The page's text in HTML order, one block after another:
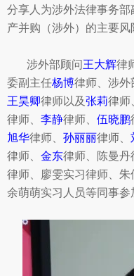
分享人为涉外法律事务
产并购（涉外）的主要风
涉外部顾问王大辉律
委副主任杨博律师、涉外
王昊卿律师以及张莉律师、
律师、 李静律师、 伍晓鹏
旭华律师、 孙丽丽律师、
律师、 金东律师、陈曼
律师、廖雯实习律师、朱
余萌萌实习人员等同事参